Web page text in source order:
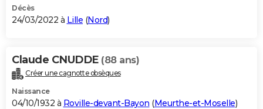
Décès
24/03/2022 à Lille (Nord)
Claude CNUDDE (88 ans)
Créer une cagnotte obsèques
Naissance
04/10/1932 à Roville-devant-Bayon (Meurthe-et-Moselle)